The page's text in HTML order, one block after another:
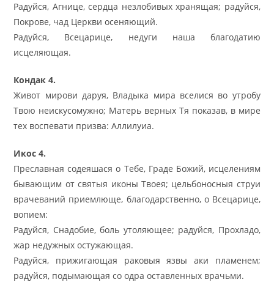
Радуйся, Агнице, сердца незлобивых хранящая; радуйся,
Покрове, чад Церкви осеняющий.
Радуйся, Всецарице, недуги наша благодатию
исцеляющая.
Кондак 4.
Живот мирови даруя, Владыка мира вселися во утробу
Твою неискусомужно; Матерь верных Тя показав, в мире
тех воспевати призва: Аллилуиа.
Икос 4.
Преславная содеяшася о Тебе, Граде Божий, исцелениям
бывающим от святыя иконы Твоея; цельбоносныя струи
врачеваний приемлюще, благодарственно, о Всецарице,
вопием:
Радуйся, Снадобие, боль утоляющее; радуйся, Прохладо,
жар недужных остужающая.
Радуйся, прижигающая раковыя язвы аки пламенем;
радуйся, подымающая со одра оставленных врачьми.